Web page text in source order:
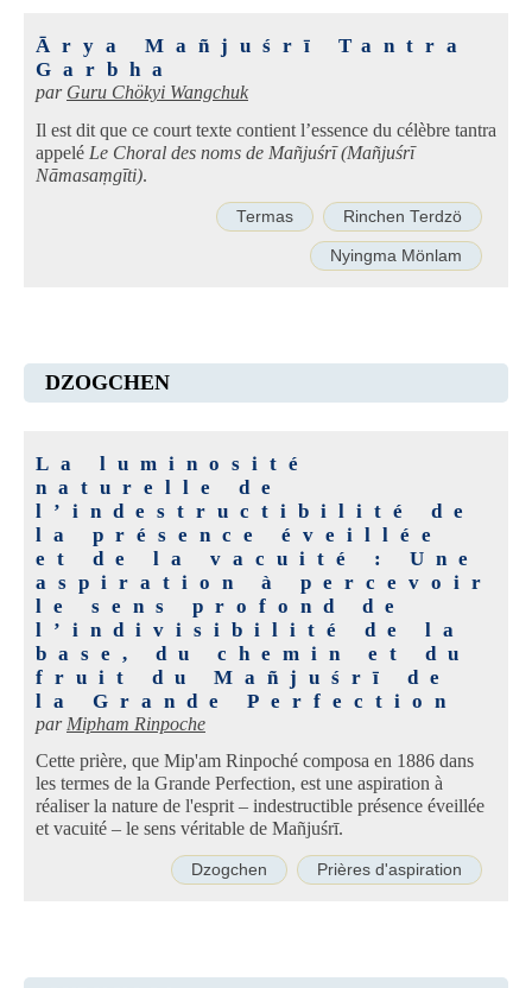
Ārya Mañjuśrī Tantra
Garbha
par Guru Chökyi Wangchuk
Il est dit que ce court texte contient l’essence du célèbre tantra
appelé Le Choral des noms de Mañjuśrī (Mañjuśrī
Nāmasaṃgīti).
Termas Rinchen Terdzö
Nyingma Mönlam
DZOGCHEN
La luminosité
naturelle de
l’indestructibilité de
la présence éveillée
et de la vacuité : Une
aspiration à percevoir
le sens profond de
l’indivisibilité de la
base, du chemin et du
fruit du Mañjuśrī de
la Grande Perfection
par Mipham Rinpoche
Cette prière, que Mip'am Rinpoché composa en 1886 dans
les termes de la Grande Perfection, est une aspiration à
réaliser la nature de l'esprit – indestructible présence éveillée
et vacuité – le sens véritable de Mañjuśrī.
Dzogchen Prières d'aspiration